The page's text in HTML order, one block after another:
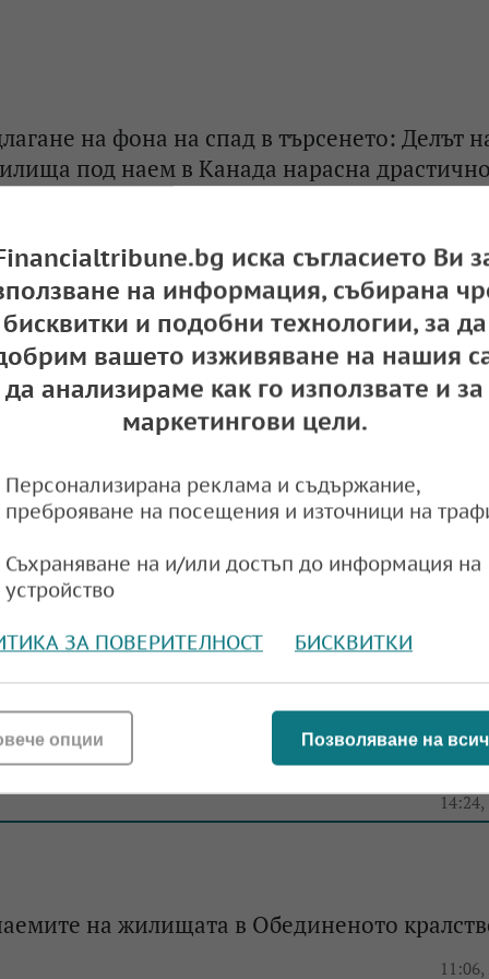
на фона на спад в търсенето: Делът
под наем в Канада нарасна драстично
в Испания: Държавата купува имоти за
ще пусне с достъпен наем
в някои райони на Гърция с ръст
на жилища в Австрия са скочили
14:24,
на жилищата в Обединеното
11:06,
иска съгласието Ви
на информация, събирана
бисквитки и подобни технологии, за да
вашето изживяване на нашия
да анализираме как го използвате и за
маркетингови цели.
Персонализирана реклама и съдържание,
преброяване на посещения и източници на
Съхраняване на и/или достъп до информация на
устройство
ЗА ПОВЕРИТЕЛНОСТ БИСКВИТКИ
Позволяване на
опции